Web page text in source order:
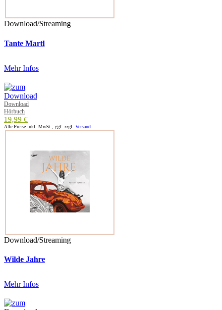
Download/Streaming
Tante Martl
Mehr Infos
Download
Hörbuch
19,99 €
Alle Preise inkl. MwSt., ggf. zzgl. Versand
Download/Streaming
Wilde Jahre
Mehr Infos